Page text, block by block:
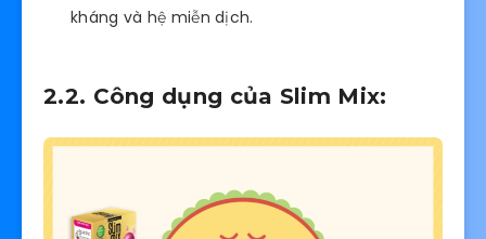
kháng và hệ miễn dịch.
2.2. Công dụng của Slim Mix: